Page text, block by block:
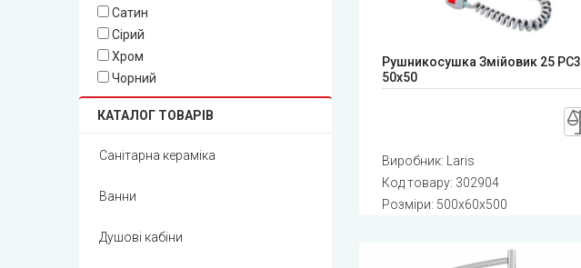
Сатин
Сірий
Хром
Чорний
КАТАЛОГ ТОВАРІВ
Санітарна кераміка
Ванни
Душові кабіни
Рушникосушка Змійовик 25 РС3
50x50
Виробник: Laris
Код товару: 302904
Розміри: 500x60x500